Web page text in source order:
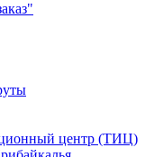
центр (ТИЦ)